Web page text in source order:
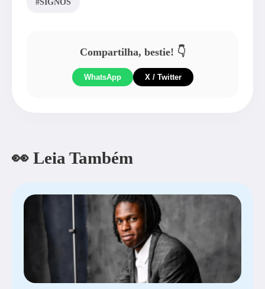
Compartilha, bestie! 👇
WhatsApp X / Twitter
👀 Leia Também